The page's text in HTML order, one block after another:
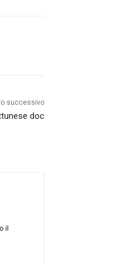
successivo
doc
il